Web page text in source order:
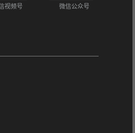
视频号 微信公众号